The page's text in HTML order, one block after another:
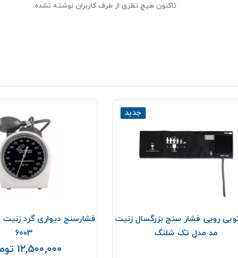
تاکنون هیچ نظری از طرف کاربران نوشته نشده.
جدید
رویی فشار سنج بزرگسال زنیت
مد مدل تک شلنگ
6003
12,500,000 تومان